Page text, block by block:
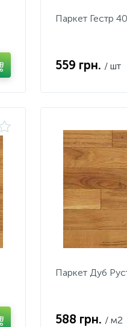
Паркет Гестр
559 грн. / шт
Паркет Дуб
588 грн. / м2